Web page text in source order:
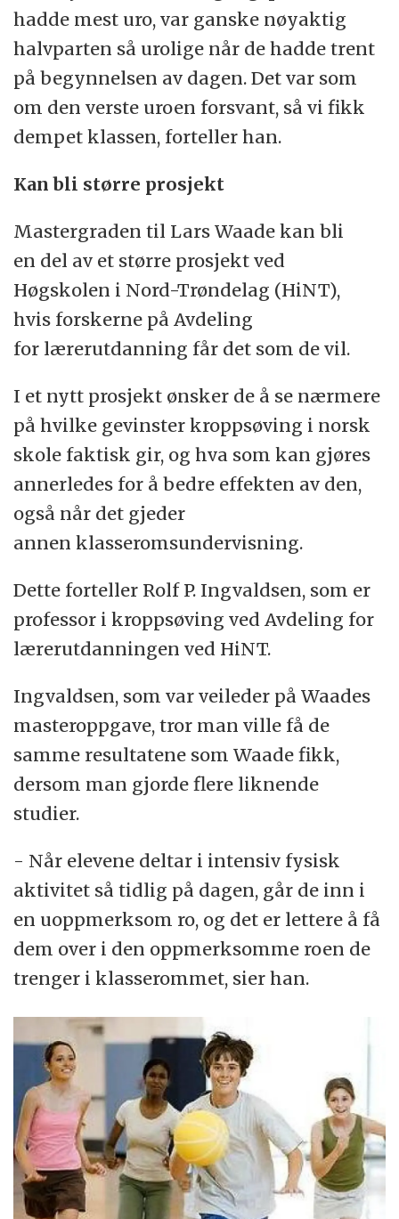
hadde mest uro, var ganske nøyaktig
halvparten så urolige når de hadde trent
på begynnelsen av dagen. Det var som
om den verste uroen forsvant, så vi fikk
dempet klassen, forteller han.
Kan bli større prosjekt
Mastergraden til Lars Waade kan bli
en del av et større prosjekt ved
Høgskolen i Nord-Trøndelag (HiNT),
hvis forskerne på Avdeling
for lærerutdanning får det som de vil.
I et nytt prosjekt ønsker de å se nærmere
på hvilke gevinster kroppsøving i norsk
skole faktisk gir, og hva som kan gjøres
annerledes for å bedre effekten av den,
også når det gjeder
annen klasseromsundervisning.
Dette forteller Rolf P. Ingvaldsen, som er
professor i kroppsøving ved Avdeling for
lærerutdanningen ved HiNT.
Ingvaldsen, som var veileder på Waades
masteroppgave, tror man ville få de
samme resultatene som Waade fikk,
dersom man gjorde flere liknende
studier.
- Når elevene deltar i intensiv fysisk
aktivitet så tidlig på dagen, går de inn i
en uoppmerksom ro, og det er lettere å få
dem over i den oppmerksomme roen de
trenger i klasserommet, sier han.